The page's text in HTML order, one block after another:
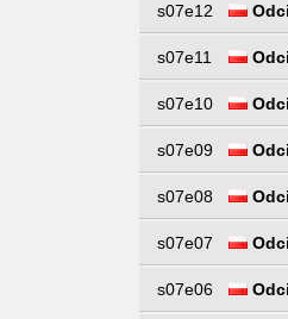
s07e12
s07e11
s07e10
s07e09
s07e08
s07e07
s07e06